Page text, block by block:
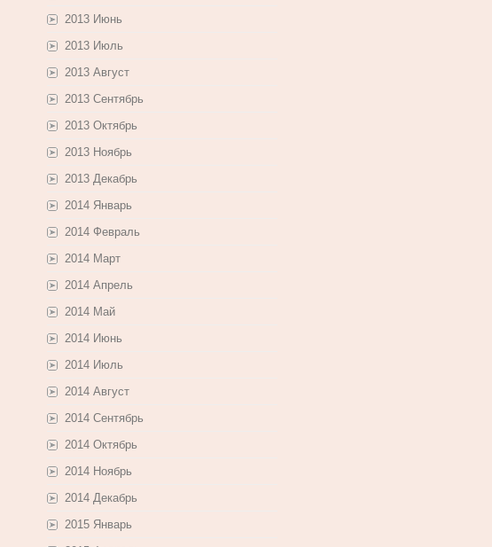
2013 Июнь
2013 Июль
2013 Август
2013 Сентябрь
2013 Октябрь
2013 Ноябрь
2013 Декабрь
2014 Январь
2014 Февраль
2014 Март
2014 Апрель
2014 Май
2014 Июнь
2014 Июль
2014 Август
2014 Сентябрь
2014 Октябрь
2014 Ноябрь
2014 Декабрь
2015 Январь